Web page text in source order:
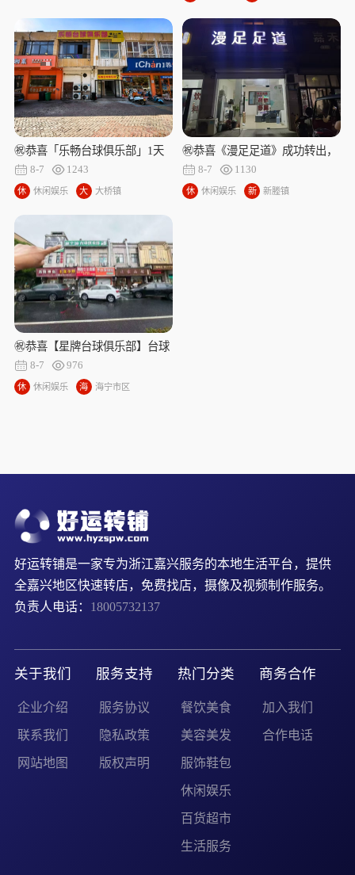
乐
街
道
乐
街
道
㊗️恭喜「乐畅台球俱乐部」1天
成功转出17万，祝老板娘顺风顺
水、四季发财！㊗️
8-7 1243
休
乐
休闲娱乐
大
大桥镇
㊗️恭喜《漫足足道》成功转出，
祝老板娘顺风顺水、四季发财！
㊗️
8-7 1130
休
休闲娱乐
新
新塍镇
㊗️恭喜【星牌台球俱乐部】台球
俱乐部合作、成功转出，祝老板
顺风顺水、四季发财！㊗️
8-7 976
休
休闲娱乐
海
海宁市区
好运转铺是一家专为浙江嘉兴服务的本地生活平台，提供
全嘉兴地区快速转店，免费找店，摄像及视频制作服务。
负责人电话： 18005732137
关于我们
企业介绍
联系我们
网站地图
服务支持
服务协议
隐私政策
版权声明
热门分类
餐饮美食
美容美发
服饰鞋包
休闲娱乐
百货超市
生活服务
商务合作
加入我们
合作电话